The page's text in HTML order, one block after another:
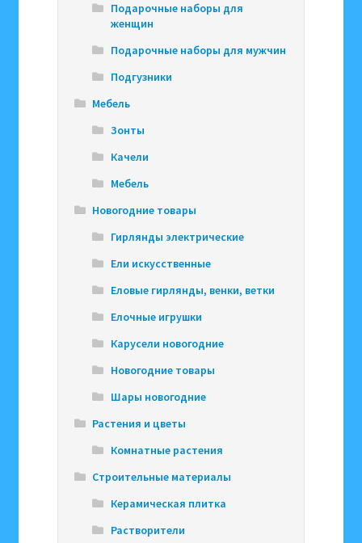
Подарочные наборы для
женщин
Подарочные наборы для мужчин
Подгузники
Мебель
Зонты
Качели
Мебель
Новогодние товары
Гирлянды электрические
Ели искусственные
Еловые гирлянды, венки, ветки
Елочные игрушки
Карусели новогодние
Новогодние товары
Шары новогодние
Растения и цветы
Комнатные растения
Строительные материалы
Керамическая плитка
Растворители